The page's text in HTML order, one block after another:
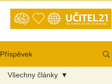
Příspěvek
Všechny články